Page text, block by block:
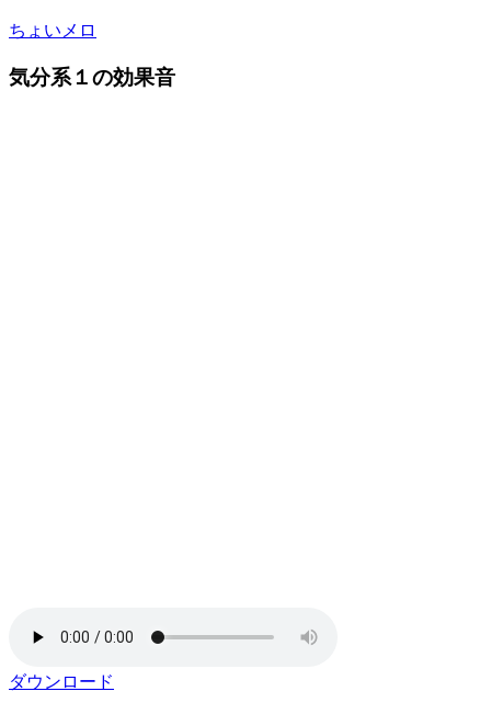
ちょいメロ
気分系１の効果音
ダウンロード